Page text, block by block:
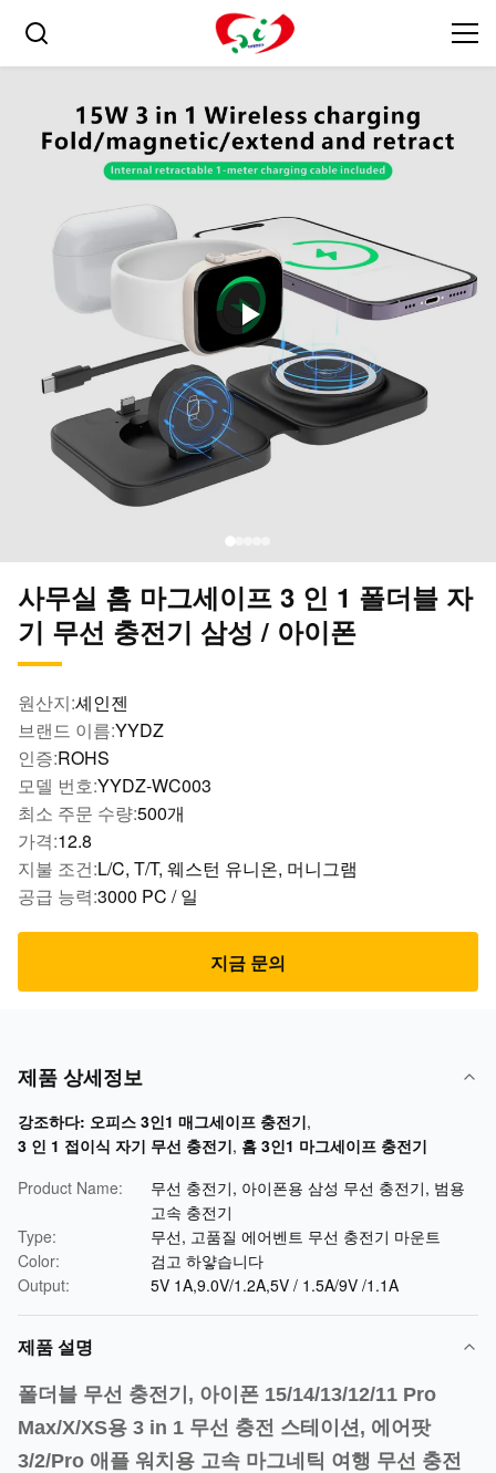
사무실 홈 마그세이프 3 인 1 폴더블 자
기 무선 충전기 삼성 / 아이폰
원산지:셰인젠
브랜드 이름:YYDZ
인증:ROHS
모델 번호:YYDZ-WC003
최소 주문 수량:500개
가격:12.8
지불 조건:L/C, T/T, 웨스턴 유니온, 머니그램
공급 능력:3000 PC / 일
지금 문의
제품 상세정보
강조하다: 오피스 3인1 매그세이프 충전기,
3 인 1 접이식 자기 무선 충전기, 홈 3인1 마그세이프 충전기
Product Name:
무선 충전기, 아이폰용 삼성 무선 충전기, 범용
고속 충전기
Type:
무선, 고품질 에어벤트 무선 충전기 마운트
Color:
검고 하얗습니다
Output:
5V 1A,9.0V/1.2A,5V / 1.5A/9V /1.1A
제품 설명
폴더블 무선 충전기, 아이폰 15/14/13/12/11 Pro
Max/X/XS용 3 in 1 무선 충전 스테이션, 에어팟
3/2/Pro 애플 워치용 고속 마그네틱 여행 무선 충전